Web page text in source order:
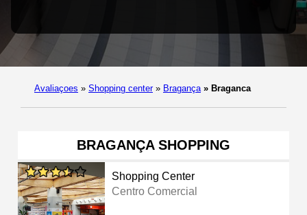
Avaliaçoes » Shopping center » Bragança » Braganca
BRAGANÇA SHOPPING
Shopping Center
Centro Comercial